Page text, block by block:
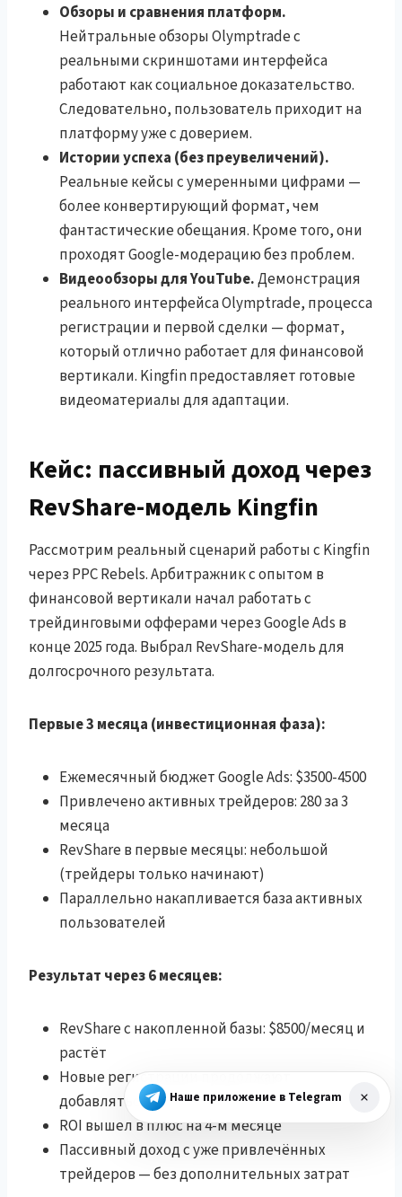
Обзоры и сравнения платформ.
Нейтральные обзоры Olymptrade с
реальными скриншотами интерфейса
работают как социальное доказательство.
Следовательно, пользователь приходит на
платформу уже с доверием.
Истории успеха (без преувеличений).
Реальные кейсы с умеренными цифрами —
более конвертирующий формат, чем
фантастические обещания. Кроме того, они
проходят Google-модерацию без проблем.
Видеообзоры для YouTube.Демонстрация
реального интерфейса Olymptrade, процесса
регистрации и первой сделки — формат,
который отлично работает для финансовой
вертикали. Kingfin предоставляет готовые
видеоматериалы для адаптации.
Кейс: пассивный доход через
RevShare-модель Kingfin
Рассмотрим реальный сценарий работы с Kingfin
через PPC Rebels. Арбитражник с опытом в
финансовой вертикали начал работать с
трейдинговыми офферами через Google Ads в
конце 2025 года. Выбрал RevShare-модель для
долгосрочного результата.
Первые 3 месяца (инвестиционная фаза):
Ежемесячный бюджет Google Ads: $3500-4500
Привлечено активных трейдеров: 280 за 3
месяца
RevShare в первые месяцы: небольшой
(трейдеры только начинают)
Параллельно накапливается база активных
пользователей
Результат через 6 месяцев:
RevShare с накопленной базы: $8500/месяц и
растёт
Новые регистрации продолжают
добавляться
ROI вышел в плюс на 4-м месяце
Пассивный доход с уже привлечённых
трейдеров — без дополнительных затрат
Наше приложение в Telegram